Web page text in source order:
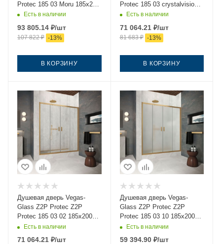
Protec 185 03 Moru 185х200
стекло рифленое профиль
Есть в наличии
93 805.14 ₽/шт
107 822₽ -13%
В КОРЗИНУ
Protec 185 03 crystalvision
185х200 стекло прозрачное
Есть в наличии
71 064.21₽/шт
81 683₽ -13%
В КОРЗИНУ
Душевая дверь Vegas-
Glass Z2P Protec Z2P
Protec 185 03 02 185х200
стекло рифленое профиль
Есть в наличии
71 064.21 ₽/шт
Душевая дверь Vegas-
Glass Z2P Protec Z2P
Protec 185 03 10 185х200
стекло матовое профиль
Есть в наличии
59 394.90₽/шт